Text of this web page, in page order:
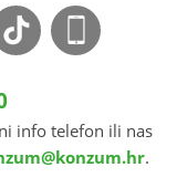
info telefon ili nas
.